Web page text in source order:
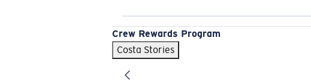
Crew Rewards Program
Costa Stories